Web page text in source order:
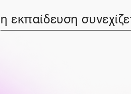
η εκπαίδευση